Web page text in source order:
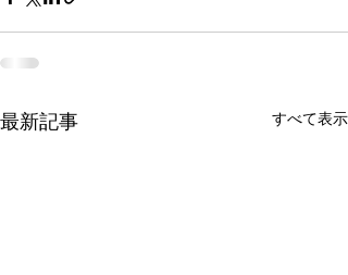
最新記事 すべて表示